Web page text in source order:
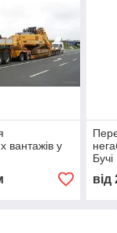
вантажів у
Бучі
від